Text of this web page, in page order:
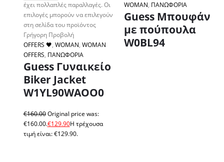
έχει πολλαπλές παραλλαγές. Οι
επιλογές μπορούν να επιλεγούν
στη σελίδα του προϊόντος
Γρήγορη Προβολή
OFFERS 🖤, WOMAN, WOMAN
OFFERS, ΠΑΝΩΦΟΡΙΑ
Guess Γυναικείο
Biker Jacket
W1YL90WAOO0
€160.00 Original price was:
€160.00.€129.90Η τρέχουσα
τιμή είναι: €129.90.
WOMAN, ΠΑΝΩΦΟΡΙΑ
Guess Μπουφάν
με πούπουλα
W0BL94